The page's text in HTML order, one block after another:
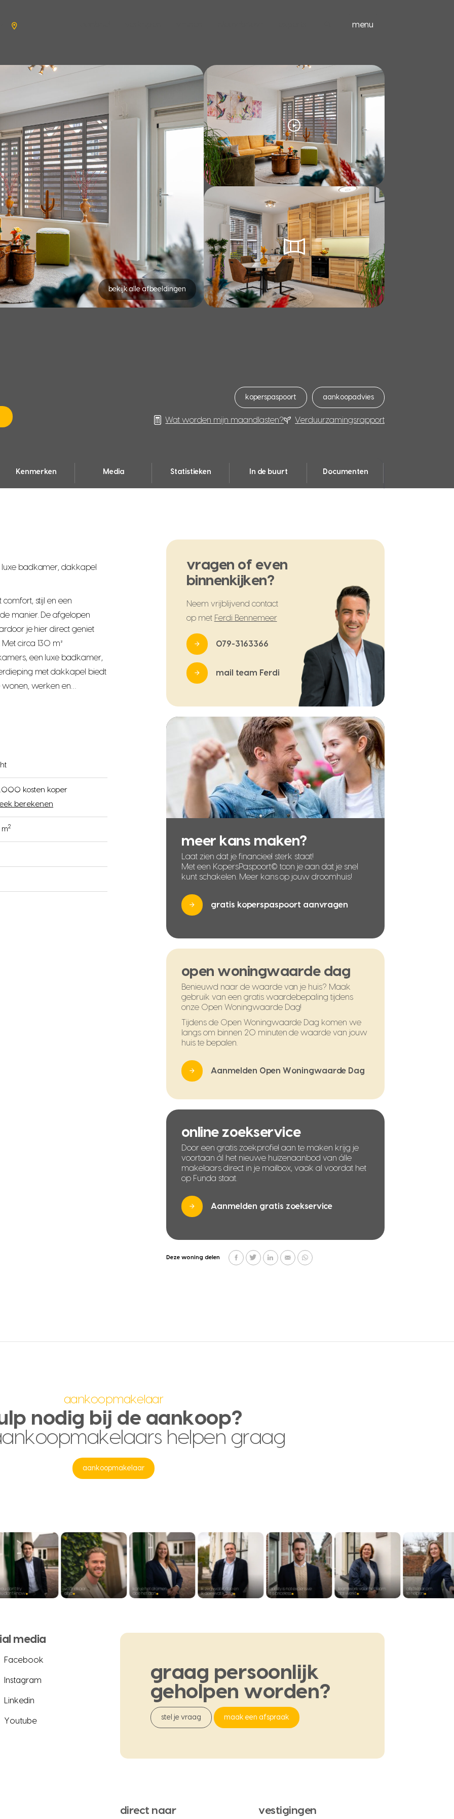
menu
bekijk alle afbeeldingen
koperspaspoort aankoopadvies
Wat worden mijn maandlasten? Verduurzamingsrapport
Kenmerken Media Statistieken In de buurt Documenten
badkamer, dakkapel
stijl en een
manier. De afgelopen
je hier direct geniet
circa 130 m²
een luxe badkamer,
met dakkapel biedt
werken en…
kosten koper
berekenen
m2
vragen of even
binnenkijken?
Neem vrijblijvend contact
op met Ferdi Bennemeer
079-3163366
mail team Ferdi
meer kans maken?
Laat zien dat je financieel sterk staat!
Met een KopersPaspoort© toon je aan dat je snel
kunt schakelen. Meer kans op jouw droomhuis!
gratis koperspaspoort aanvragen
open woningwaarde dag
Benieuwd naar de waarde van je huis? Maak
gebruik van een gratis waardebepaling tijdens
onze Open Woningwaarde Dag!
Tijdens de Open Woningwaarde Dag komen we
langs om binnen 20 minuten de waarde van jouw
huis te bepalen.
Aanmelden Open Woningwaarde Dag
online zoekservice
Door een gratis zoekprofiel aan te maken krijg je
voortaan ál het nieuwe huizenaanbod van álle
makelaars direct in je mailbox, vaak al voordat het
op Funda staat.
Aanmelden gratis zoekservice
Deze woning delen
aankoopmakelaar
nodig bij de aankoop?
helpen graag
aankoopmakelaar
media
Facebook
Instagram
Linkedin
Youtube
graag persoonlijk
geholpen worden?
stel je vraag maak een afspraak
direct naar vestigingen